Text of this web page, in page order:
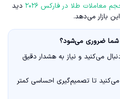
معاملات طلا در فارکس ۲۰۲۶
دید
بازار می‌دهد.
می‌کنید و نیاز به هشدار دقیق
می‌کنید تا تصمیم‌گیری احساسی کمتر